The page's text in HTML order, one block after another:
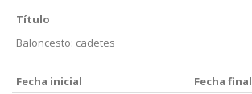
Título
Baloncesto: cadetes
Fecha inicial
Fecha final